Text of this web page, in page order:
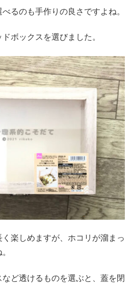
るのも手作りの良さですよね。
ボックスを選びました。
楽しめますが、ホコリが溜まっ
ど透けるものを選ぶと、蓋を閉